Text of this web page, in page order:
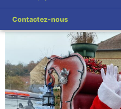
Contactez-nous